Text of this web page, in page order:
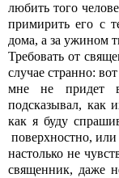
любить того
примирить его с
дома, а за ужином
Требовать от
случае странно:
мне не придет
подсказывал,
как я буду
поверхностно, или
настолько не
священник, даже